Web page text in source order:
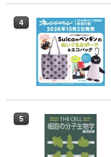
3
4
5